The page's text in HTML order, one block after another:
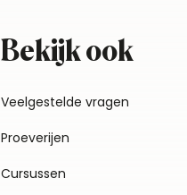
Bekijk ook
Veelgestelde vragen
Proeverijen
Cursussen